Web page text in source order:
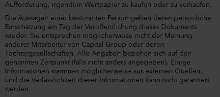
Aufforderung, irgendein Wertpapier zu kaufen oder zu verkaufen.
Die Aussagen einer bestimmten Person geben deren persönliche
Einschätzung am Tag der Veröffentlichung dieses Dokuments
wieder. Sie entsprechen möglicherweise nicht der Meinung
anderer Mitarbeiter von Capital Group oder deren
Tochtergesellschaften. Alle Angaben beziehen sich auf den
genannten Zeitpunkt (falls nicht anders angegeben). Einige
Informationen stammen möglicherweise aus externen Quellen,
und die Verlässlichkeit dieser Informationen kann nicht garantiert
werden.